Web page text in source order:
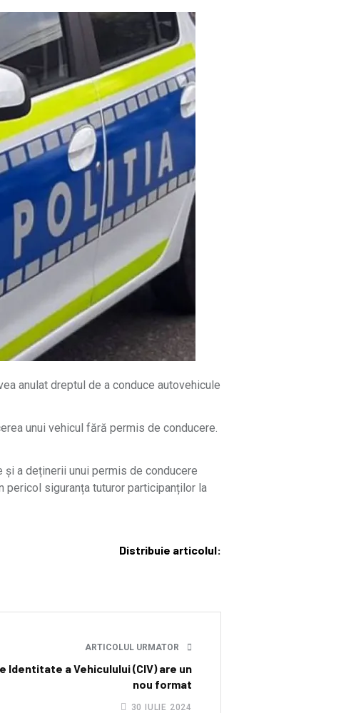
anulat dreptul de a conduce autovehicule
unui vehicul fără permis de conducere.
a deținerii unui permis de conducere
pericol siguranța tuturor participanților la
Distribuie articolul:
ARTICOLUL URMATOR
Identitate a Vehiculului (CIV) are un
nou format
30 IULIE 2024